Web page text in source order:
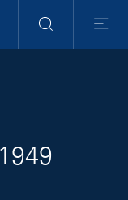
RechercheMenu